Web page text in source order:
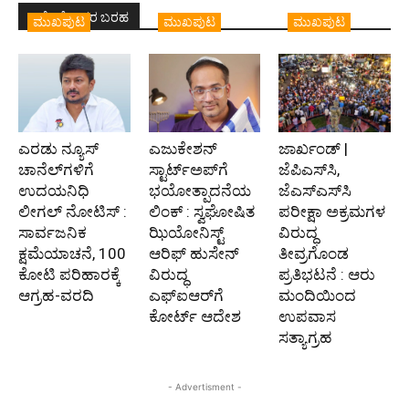
ಇದೇ ಲೇಖಕರ ಬರಹ
ಮುಖಪುಟ
ಎರಡು ನ್ಯೂಸ್
ಚಾನೆಲ್‌ಗಳಿಗೆ
ಉದಯನಿಧಿ
ಲೀಗಲ್ ನೋಟಿಸ್ :
ಸಾರ್ವಜನಿಕ
ಕ್ಷಮೆಯಾಚನೆ, 100
ಕೋಟಿ ಪರಿಹಾರಕ್ಕೆ
ಆಗ್ರಹ-ವರದಿ
ಮುಖಪುಟ
ಎಜುಕೇಶನ್
ಸ್ಟಾರ್ಟ್‌ಅಪ್‌ಗೆ
ಭಯೋತ್ಪಾದನೆಯ
ಲಿಂಕ್ : ಸ್ವಘೋಷಿತ
ಝಿಯೋನಿಸ್ಟ್
ಆರಿಫ್ ಹುಸೇನ್
ವಿರುದ್ಧ
ಎಫ್‌ಐಆರ್‌ಗೆ
ಕೋರ್ಟ್ ಆದೇಶ
ಮುಖಪುಟ
ಜಾರ್ಖಂಡ್ |
ಜೆಪಿಎಸ್‌ಸಿ,
ಜೆಎಸ್‌ಎಸ್‌ಸಿ
ಪರೀಕ್ಷಾ ಅಕ್ರಮಗಳ
ವಿರುದ್ಧ
ತೀವ್ರಗೊಂಡ
ಪ್ರತಿಭಟನೆ : ಆರು
ಮಂದಿಯಿಂದ
ಉಪವಾಸ
ಸತ್ಯಾಗ್ರಹ
- Advertisment -